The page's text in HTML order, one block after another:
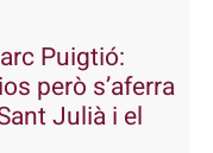
Puigtió:
però s’aferra
Julià i el